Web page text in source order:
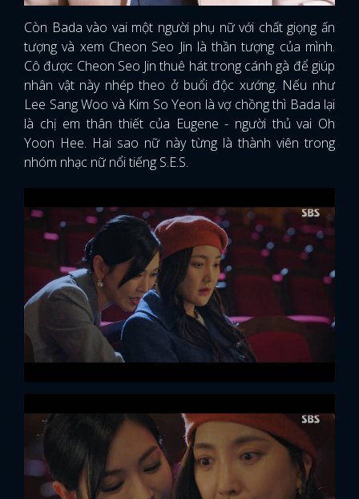
Còn Bada vào vai một người phụ nữ với chất giọng ấn
tượng và xem Cheon Seo Jin là thần tượng của mình.
Cô được Cheon Seo Jin thuê hát trong cánh gà để giúp
nhân vật này nhép theo ở buổi độc xướng. Nếu như
Lee Sang Woo và Kim So Yeon là vợ chồng thì Bada lại
là chị em thân thiết của Eugene - người thủ vai Oh
Yoon Hee. Hai sao nữ này từng là thành viên trong
nhóm nhạc nữ nổi tiếng S.E.S.